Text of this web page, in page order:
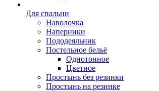
Для спальни
Наволочка
Наперники
Пододеяльник
Постельное бельё
Однотонное
Цветное
Простынь без резинки
Простынь на резинке